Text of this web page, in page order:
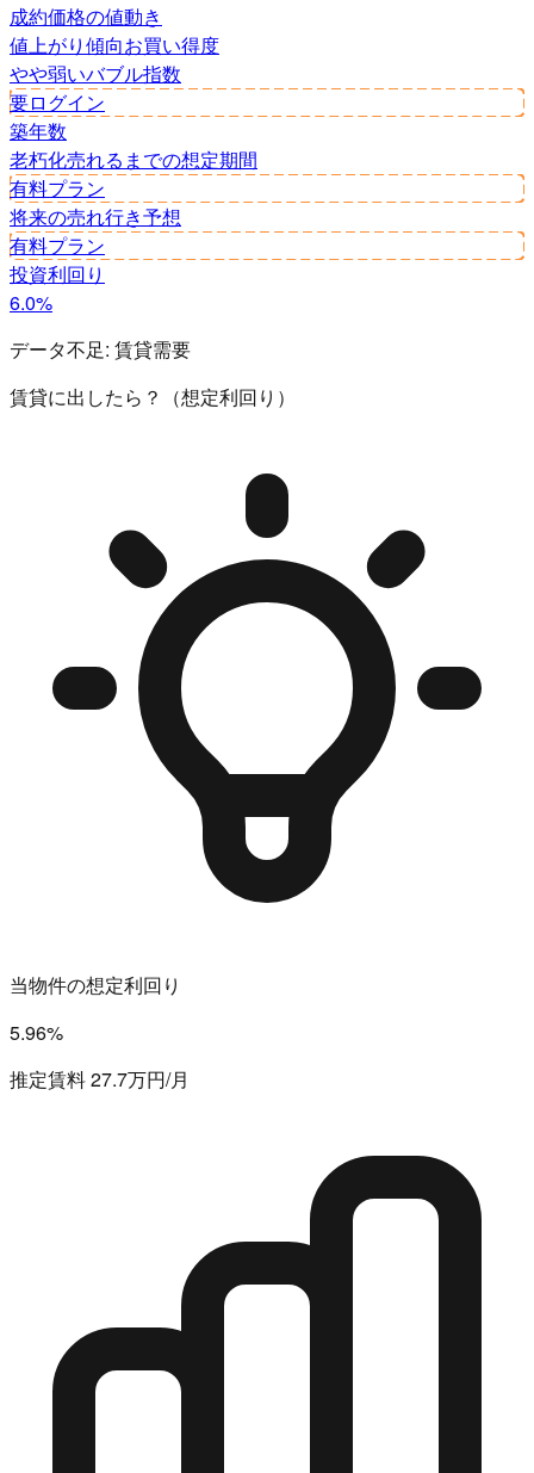
成約価格の値動き
値上がり傾向お買い得度
やや弱いバブル指数
要ログイン
築年数
老朽化売れるまでの想定期間
有料プラン
将来の売れ行き予想
有料プラン
投資利回り
6.0%
データ不足: 賃貸需要
賃貸に出したら？（想定利回り）
当物件の想定利回り
5.96%
推定賃料 27.7万円/月